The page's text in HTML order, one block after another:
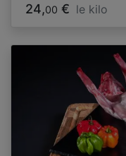
24,00 € le kilo